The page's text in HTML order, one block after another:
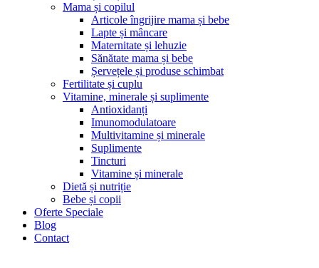
Mama și copilul
Articole îngrijire mama și bebe
Lapte și mâncare
Maternitate și lehuzie
Sănătate mama și bebe
Șervețele și produse schimbat
Fertilitate și cuplu
Vitamine, minerale și suplimente
Antioxidanți
Imunomodulatoare
Multivitamine și minerale
Suplimente
Tincturi
Vitamine și minerale
Dietă și nutriție
Bebe și copii
Oferte Speciale
Blog
Contact